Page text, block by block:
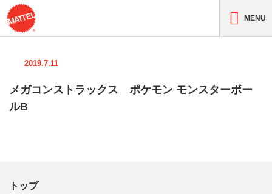
MENU
2019.7.11
メガコンストラックス ポケモン モンスターボー
ルB
トップ